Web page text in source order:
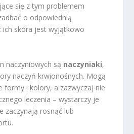
się z tym problemem
o odpowiednią
ich skóra jest wyjątkowo
naczyniowych są naczyniaki,
naczyń krwionośnych. Mogą
formy i kolory, a zazwyczaj nie
leczenia – wystarczy je
zaczynają rosnąć lub